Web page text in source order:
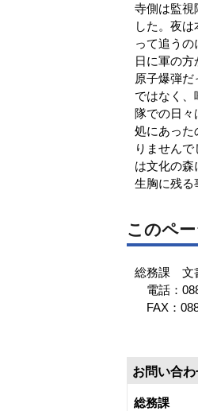
寺側は監視
した。夜
って追う
日に軍の
原子爆弾
ではなく、
隊での日々
処にあった
りません
は文化の
生胸に残る
このペ
総務課 文
電話：
FAX：
お問い合わ
総務課